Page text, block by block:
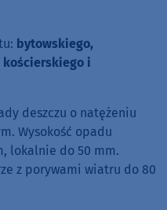
bytowskiego,
kościerskiego i
deszczu o natężeniu
Wysokość opadu
lokalnie do 50 mm.
z porywami wiatru do 80